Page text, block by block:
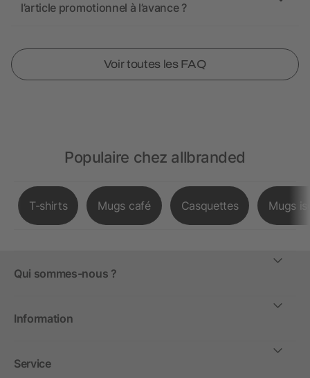
l’article promotionnel à l’avance ?
Voir toutes les FAQ
Populaire chez allbranded
T-shirts Mugs café Casquettes Mugs
Qui sommes-nous ?
Information
Service